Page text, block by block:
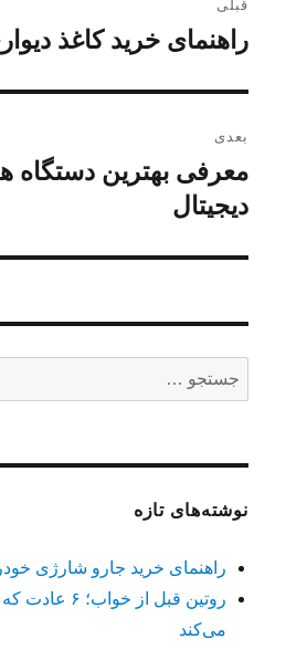
نوشته
قبلی
نوشته
راهنمای خرید کاغذ
بعدی
نوشته
بعدی:
معرفی بهترین دستگاه
دیجیتال
برای:
نوشته‌های تازه
راهنمای خرید جارو شارژی خودرو؛
روتین قبل از
می‌کند